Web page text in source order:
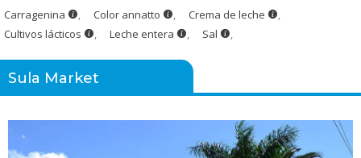
Carragenina , Color annatto , Crema de leche
,
Cultivos lácticos
, Leche entera , Sal ,
Sula Market